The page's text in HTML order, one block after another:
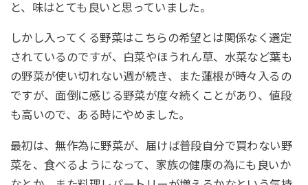
と、味はとても良いと思っていました。
しかし入ってくる野菜はこちらの希望とは関係なく選定
されているのですが、白菜やほうれん草、水菜など葉も
の野菜が使い切れない週が続き、また蓮根が時々入るの
ですが、面倒に感じる野菜が度々続くことがあり、値段
も高いので、ある時にやめました。
最初は、無作為に野菜が、届けば普段自分で買わない野
菜を、食べるようになって、家族の健康の為にも良いか